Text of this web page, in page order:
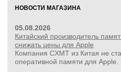
НОВОСТИ МАГАЗИНА
05.08.2026
Китайский производитель
снижать цены для Apple
Компания CXMT из Китая не
оперативной памяти для Apple.